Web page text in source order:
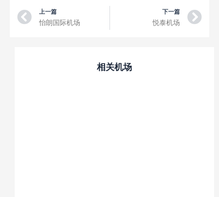
Prev
上一篇
怡朗国际机场
下一篇
悦泰机场
相关机场